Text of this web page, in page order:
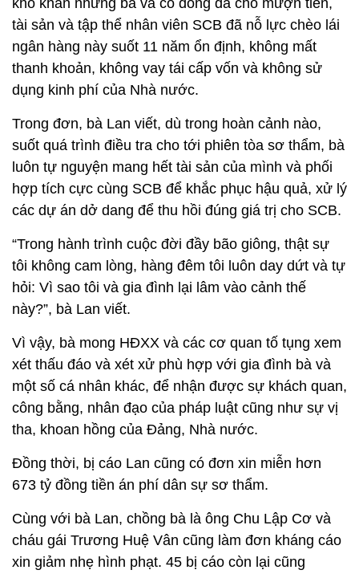
tài sản và tập thể nhân viên SCB đã nỗ lực chèo lái
ngân hàng này suốt 11 năm ổn định, không mất
thanh khoản, không vay tái cấp vốn và không sử
dụng kinh phí của Nhà nước.
Trong đơn, bà Lan viết, dù trong hoàn cảnh nào,
suốt quá trình điều tra cho tới phiên tòa sơ thẩm, bà
luôn tự nguyện mang hết tài sản của mình và phối
hợp tích cực cùng SCB để khắc phục hậu quả, xử lý
các dự án dở dang để thu hồi đúng giá trị cho SCB.
“Trong hành trình cuộc đời đầy bão giông, thật sự
tôi không cam lòng, hàng đêm tôi luôn day dứt và tự
hỏi: Vì sao tôi và gia đình lại lâm vào cảnh thế
này?”, bà Lan viết.
Vì vậy, bà mong HĐXX và các cơ quan tố tụng xem
xét thấu đáo và xét xử phù hợp với gia đình bà và
một số cá nhân khác, để nhận được sự khách quan,
công bằng, nhân đạo của pháp luật cũng như sự vị
tha, khoan hồng của Đảng, Nhà nước.
Đồng thời, bị cáo Lan cũng có đơn xin miễn hơn
673 tỷ đồng tiền án phí dân sự sơ thẩm.
Cùng với bà Lan, chồng bà là ông Chu Lập Cơ và
cháu gái Trương Huệ Vân cũng làm đơn kháng cáo
xin giảm nhẹ hình phạt. 45 bị cáo còn lại cũng